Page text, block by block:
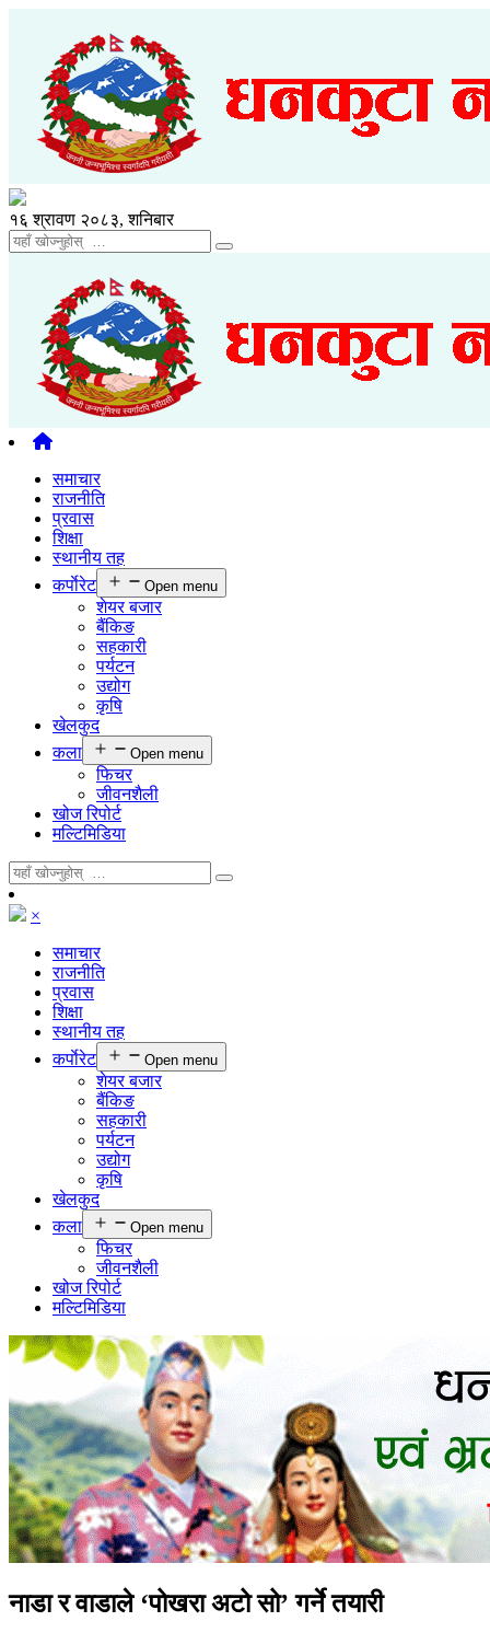
१६ श्रावण २०८३, शनिबार
समाचार
राजनीति
प्रवास
शिक्षा
स्थानीय तह
कर्पाेरेट
Open menu
शेयर बजार
बैंकिङ
सहकारी
पर्यटन
उद्योग
कृषि
खेलकुद
कला
Open menu
फिचर
जीवनशैली
खोज रिपोर्ट
मल्टिमिडिया
×
समाचार
राजनीति
प्रवास
शिक्षा
स्थानीय तह
कर्पाेरेट
Open menu
शेयर बजार
बैंकिङ
सहकारी
पर्यटन
उद्योग
कृषि
खेलकुद
कला
Open menu
फिचर
जीवनशैली
खोज रिपोर्ट
मल्टिमिडिया
नाडा र वाडाले ‘पोखरा अटो सो’ गर्ने तयारी